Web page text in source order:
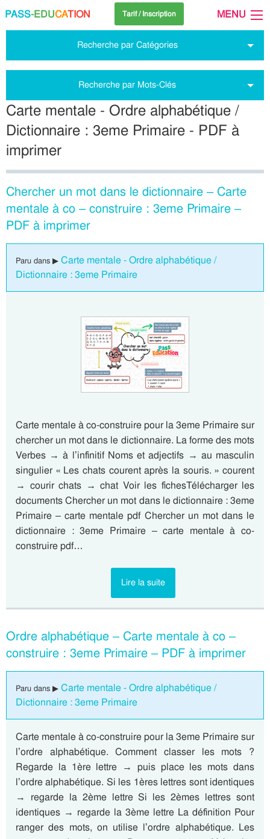
PASS-EDUCATION Tarif / Inscription MENU
Recherche par Catégories
Recherche par Mots-Clés
Carte mentale - Ordre alphabétique /
Dictionnaire : 3eme Primaire - PDF à
imprimer
Chercher un mot dans le dictionnaire – Carte
mentale à co – construire : 3eme Primaire –
PDF à imprimer
Paru dans ▶ Carte mentale - Ordre alphabétique /
Dictionnaire : 3eme Primaire
Carte mentale à co-construire pour la 3eme Primaire sur
chercher un mot dans le dictionnaire. La forme des mots
Verbes → à l’infinitif Noms et adjectifs → au masculin
singulier « Les chats courent après la souris. » courent
→ courir chats → chat Voir les fichesTélécharger les
documents Chercher un mot dans le dictionnaire : 3eme
Primaire – carte mentale pdf Chercher un mot dans le
dictionnaire : 3eme Primaire – carte mentale à co-
construire pdf…
Lire la suite
Ordre alphabétique – Carte mentale à co –
construire : 3eme Primaire – PDF à imprimer
Paru dans ▶ Carte mentale - Ordre alphabétique /
Dictionnaire : 3eme Primaire
Carte mentale à co-construire pour la 3eme Primaire sur
l’ordre alphabétique. Comment classer les mots ?
Regarde la 1ère lettre → puis place les mots dans
l’ordre alphabétique. Si les 1ères lettres sont identiques
→ regarde la 2ème lettre Si les 2èmes lettres sont
identiques → regarde la 3ème lettre La définition Pour
ranger des mots, on utilise l’ordre alphabétique. Les